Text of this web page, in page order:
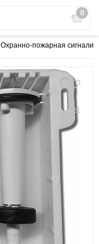
0
Охранно-пожарная